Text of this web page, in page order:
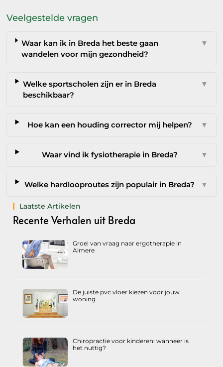
Veelgestelde vragen
Waar kan ik in Breda het beste gaan
wandelen voor mijn gezondheid?
▼
Welke sportscholen zijn er in Breda
beschikbaar?
▼
Hoe kan een houding corrector mij helpen? ▼
Waar vind ik fysiotherapie in Breda? ▼
Welke hardlooproutes zijn populair in Breda? ▼
Laatste Artikelen
Recente Verhalen uit Breda
Groei van vraag naar ergotherapie in
Almere
De juiste pvc vloer kiezen voor jouw
woning
Chiropractie voor kinderen: wanneer is
het nuttig?